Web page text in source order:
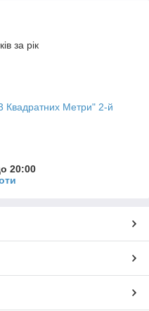
за рік
Квадратних Метри" 2-й
20:00